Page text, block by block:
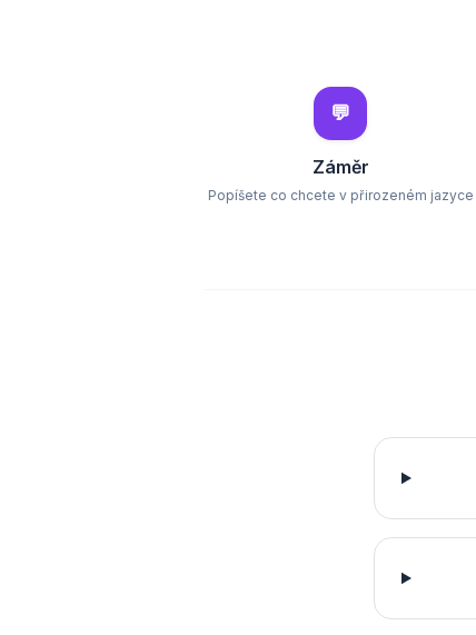
💬
Záměr
Popíšete co chcete v přirozeném jazyce